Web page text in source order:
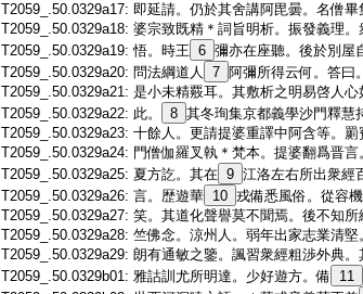
T2059_.50.0329a17: 即延請。仍於其舍講阿毘曇。名僧畢
T2059_.50.0329a18: 婆宗致既精＊詞旨明析。振發義理。
T2059_.50.0329a19:悟。時王 6 彌亦在座聽。後於別屋
T2059_.50.0329a20: 問法綱道人 7 阿彌所得云何。答曰
T2059_.50.0329a21: 是小未精覈耳。其敷析之明易啓人心
T2059_.50.0329a22: 此。 8 其冬珣集京都義學沙門釋慧
T2059_.50.0329a23: 十餘人。更請提婆重譯中阿含等。罽
T2059_.50.0329a24: 門僧伽羅叉執＊梵本。提婆翻爲晋言
T2059_.50.0329a25: 夏方訖。其在 9 江洛左右所出衆經
T2059_.50.0329a26: 言。歴遊華 10 戎備悉風俗。從容
T2059_.50.0329a27: 笑。其道化聲譽莫不聞焉。後不知所
T2059_.50.0329a28: 竺佛念。涼州人。弱年出家志業清堅
T2059_.50.0329a29: 朗有通敏之鑒。諷習衆經粗渉外典。
T2059_.50.0329b01: 雅詁訓尤所明達。少好遊方。備 11